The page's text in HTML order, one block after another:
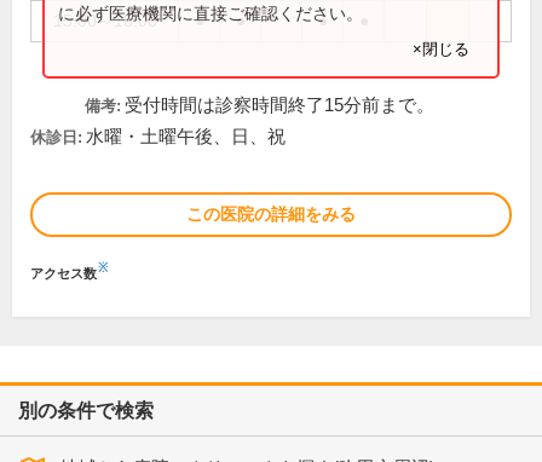
15:00～18:00 ● ● ●
に必ず医療機関に直接ご確認ください。
×閉じる
備考: 受付時間は診察時間終了15分前まで。
休診日: 水曜・土曜午後、日、祝
この医院の詳細をみる
アクセス数※
別の条件で検索